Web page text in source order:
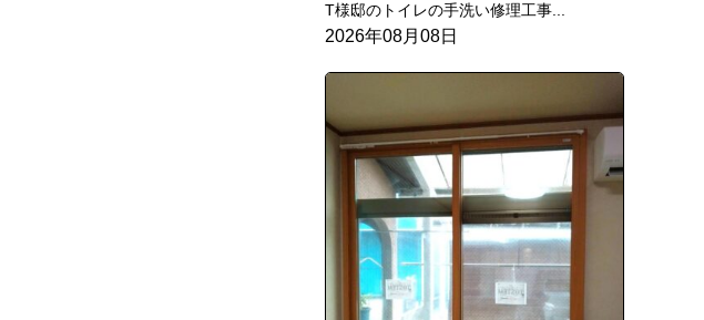
T様邸のトイレの手洗い修理工事...
2026年08月08日